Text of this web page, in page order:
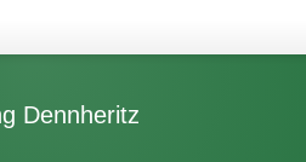
Dennheritz